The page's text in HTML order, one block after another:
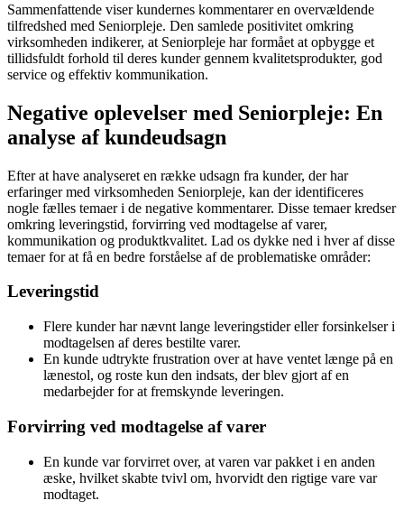
Sammenfattende viser kundernes kommentarer en overvældende
tilfredshed med Seniorpleje. Den samlede positivitet omkring
virksomheden indikerer, at Seniorpleje har formået at opbygge et
tillidsfuldt forhold til deres kunder gennem kvalitetsprodukter, god
service og effektiv kommunikation.
Negative oplevelser med Seniorpleje: En
analyse af kundeudsagn
Efter at have analyseret en række udsagn fra kunder, der har
erfaringer med virksomheden Seniorpleje, kan der identificeres
nogle fælles temaer i de negative kommentarer. Disse temaer kredser
omkring leveringstid, forvirring ved modtagelse af varer,
kommunikation og produktkvalitet. Lad os dykke ned i hver af disse
temaer for at få en bedre forståelse af de problematiske områder:
Leveringstid
Flere kunder har nævnt lange leveringstider eller forsinkelser i
modtagelsen af deres bestilte varer.
En kunde udtrykte frustration over at have ventet længe på en
lænestol, og roste kun den indsats, der blev gjort af en
medarbejder for at fremskynde leveringen.
Forvirring ved modtagelse af varer
En kunde var forvirret over, at varen var pakket i en anden
æske, hvilket skabte tvivl om, hvorvidt den rigtige vare var
modtaget.